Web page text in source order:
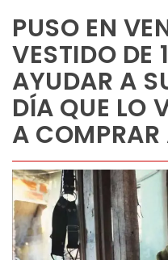
PUSO EN
VESTIDO DE
AYUDAR A
DÍA QUE LO
A